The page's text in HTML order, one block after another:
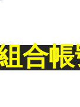
合